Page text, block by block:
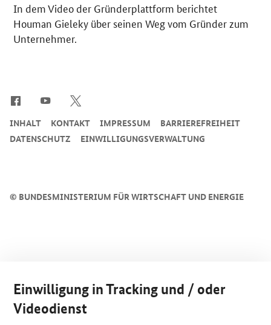
In dem Video der Gründerplattform berichtet
Houman Gieleky über seinen Weg vom Gründer zum
Unternehmer.
© BUNDESMINISTERIUM FÜR WIRTSCHAFT UND ENERGIE
INHALT KONTAKT IMPRESSUM
BARRIEREFREIHEIT
DATENSCHUTZ
EINWILLIGUNGSVERWALTUNG
Einwilligung in Tracking und / oder
Videodienst